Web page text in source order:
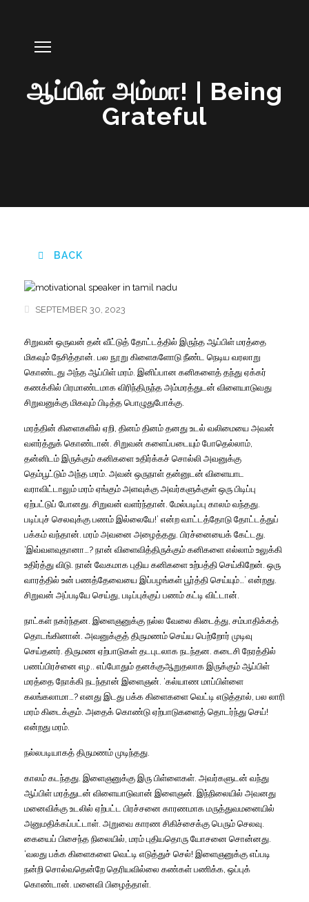
ஆப்பிள் அம்மா! | Being
Grateful
BACK
SEPTEMBER 30, 2023
சிறுவன் ஒருவன் தன் வீட்டுத் தோட்டத்தில் இருந்த ஆப்பிள் மரத்தை
மிகவும் நேசித்தான். பல நூறு கிளைகளோடு நீண்ட நெடிய வரலாறு
கொண்டது அந்த ஆப்பிள் மரம். இனிப்பான கனிகளைத் தந்து ஏக்கர்
கணக்கில் பிரமாண்டமாக விரிந்திருந்த அம்மரத்துடன் விளையாடுவது
சிறுவனுக்கு மிகவும் பிடித்த பொழுதுபோக்கு.
மரத்தின் கிளைகளில் ஏறி, தினம் தினம் தனது உடல் வலிமையை அவன்
வளர்த்துக் கொண்டான். சிறுவன் களைப்படையும் போதெல்லாம்,
தன்னிடம் இருக்கும் கனிகளை உதிர்க்கச் சொல்லி அவனுக்கு
தெம்பூட்டும் அந்த மரம். அவன் ஒருநாள் தன்னுடன் விளையாட
வராவிட்டாலும் மரம் ஏங்கும் அளவுக்கு அவர்களுக்குள் ஒரு பிடிப்பு
ஏற்பட்டுப் போனது. சிறுவன் வளர்ந்தான். மேல்படிப்பு காலம் வந்தது.
படிப்புச் செலவுக்கு பணம் இல்லையே!’ என்ற வாட்டத்தோடு தோட்டத்துப்
பக்கம் வந்தான். மரம் அவனை அழைத்தது. பிரச்னையைக் கேட்டது.
‘இவ்வளவுதானா…? நான் விளைவித்திருக்கும் கனிகளை எல்லாம் உலுக்கி
உதிர்த்து விடு. நான் வேகமாக புதிய கனிகளை உற்பத்தி செய்கிறேன். ஒரு
வாரத்தில் உன் பணத்தேவையை இப்பழங்கள் பூர்த்தி செய்யும்…’ என்றது.
சிறுவன் அப்படியே செய்து, படிப்புக்குப் பணம் கட்டி விட்டான்.
நாட்கள் நகர்ந்தன. இளைஞனுக்கு நல்ல வேலை கிடைத்து, சம்பாதிக்கத்
தொடங்கினான். அவனுக்குத் திருமணம் செய்ய பெற்றோர் முடிவு
செய்தனர். திருமண ஏற்பாடுகள் தடபுடலாக நடந்தன. கடைசி நேரத்தில்
பணப்பிரச்னை எழ.. எப்போதும் தனக்குஆறுதலாக இருக்கும் ஆப்பிள்
மரத்தை நோக்கி நடந்தான் இளைஞன். ‘கல்யாண மாப்பிள்ளை
கலங்கலாமா…? எனது இடது பக்க கிளைகளை வெட்டி எடுத்தால், பல லாரி
மரம் கிடைக்கும். அதைக் கொண்டு ஏற்பாடுகளைத் தொடர்ந்து செய்!
என்றது மரம்.
நல்லபடியாகத் திருமணம் முடிந்தது.
காலம் கடந்தது. இளைஞனுக்கு இரு பிள்ளைகள். அவர்களுடன் வந்து
ஆப்பிள் மரத்துடன் விளையாடுவான் இளைஞன். இந்நிலையில் அவனது
மனைவிக்கு உடலில் ஏற்பட்ட பிரச்சனை காரணமாக மருத்துவமனையில்
அனுமதிக்கப்பட்டாள். அறுவை காரண சிகிச்சைக்கு பெரும் செலவு.
கையைப் பிசைந்த நிலையில், மரம் புதியதொரு யோசனை சொன்னது.
‘வலது பக்க கிளைகளை வெட்டி எடுத்துச் செல்! இளைஞனுக்கு எப்படி
நன்றி சொல்வதென்றே தெரியவில்லை கண்கள் பணிக்க, ஒப்புக்
கொண்டான். மனைவி பிழைத்தாள்.